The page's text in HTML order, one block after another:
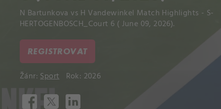
N Bartunkova vs H Vandewinkel Match Highlights - S-
HERTOGENBOSCH_Court 6 ( June 09, 2026).
REGISTROVAT
Žánr:Sport Rok: 2026